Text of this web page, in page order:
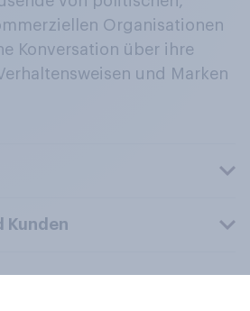
Organisationen
Konversation über ihre
und Marken
Kunden